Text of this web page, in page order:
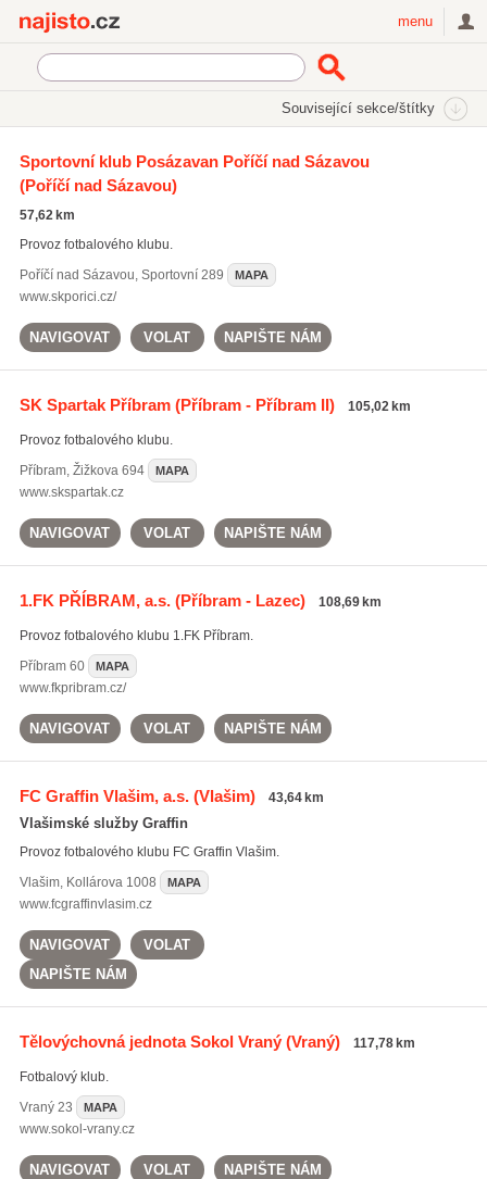
menu
Související sekce/štítky
fotbalová hřiště (487)
fotbalové školy
fotbalové kempy
Sportovní klub Posázavan Poříčí nad Sázavou
(Poříčí nad Sázavou)
57,62 km
Provoz fotbalového klubu.
Poříčí nad Sázavou, Sportovní 289 MAPA
www.skporici.cz/
NAVIGOVAT VOLAT NAPIŠTE NÁM
SK Spartak Příbram(Příbram - Příbram II) 105,02 km
Provoz fotbalového klubu.
Příbram, Žižkova 694 MAPA
www.skspartak.cz
NAVIGOVAT VOLAT NAPIŠTE NÁM
1.FK PŘÍBRAM, a.s.(Příbram - Lazec) 108,69 km
Provoz fotbalového klubu 1.FK Příbram.
Příbram60 MAPA
www.fkpribram.cz/
NAVIGOVAT VOLAT NAPIŠTE NÁM
FC Graffin Vlašim, a.s.(Vlašim) 43,64 km
Vlašimské služby Graffin
Provoz fotbalového klubu FC Graffin Vlašim.
Vlašim, Kollárova 1008 MAPA
www.fcgraffinvlasim.cz
NAVIGOVAT
VOLAT
NAPIŠTE NÁM
Tělovýchovná jednota Sokol Vraný(Vraný) 117,78 km
Fotbalový klub.
Vraný23 MAPA
www.sokol-vrany.cz
NAVIGOVAT VOLAT NAPIŠTE NÁM